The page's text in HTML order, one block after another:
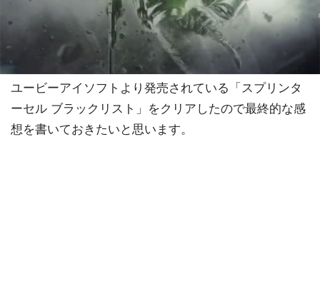
ユービーアイソフトより発売されている「スプリンタ
ーセル ブラックリスト」をクリアしたので最終的な感
想を書いておきたいと思います。